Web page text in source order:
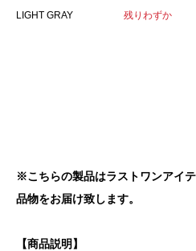
LIGHT GRAY 残りわずか
※こちらの製品はラストワンアイ
品物をお届け致します。
【商品説明】